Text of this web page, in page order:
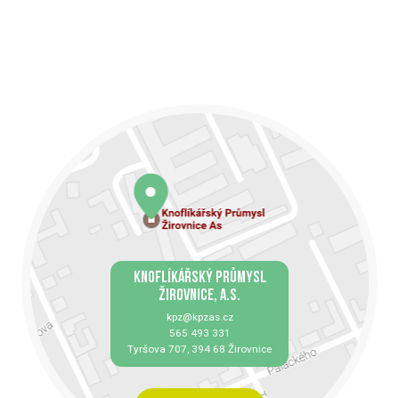
KNOFLÍKÁŘSKÝ PRŮMYSL
ŽIROVNICE, A.S.
kpz@kpzas.cz
565 493 331
Tyršova 707, 394 68 Žirovnice